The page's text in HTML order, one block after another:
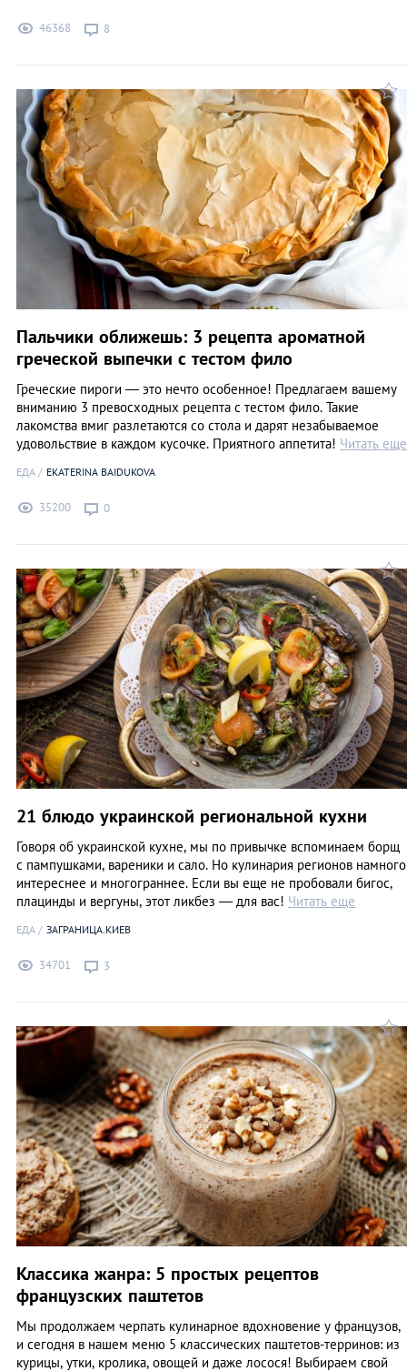
46368 8
Пальчики оближешь: 3 рецепта ароматной
греческой выпечки с тестом фило
Греческие пироги — это нечто особенное! Предлагаем вашему
вниманию 3 превосходных рецепта с тестом фило. Такие
лакомства вмиг разлетаются со стола и дарят незабываемое
удовольствие в каждом кусочке. Приятного аппетита! Читать еще
ЕДА EKATERINA BAIDUKOVA
35200 0
21 блюдо украинской региональной кухни
Говоря об украинской кухне, мы по привычке вспоминаем борщ
с пампушками, вареники и сало. Но кулинария регионов намного
интереснее и многограннее. Если вы еще не пробовали бигос,
плацинды и вергуны, этот ликбез — для вас! Читать еще
ЕДА ЗАГРАНИЦА.КИЕВ
34701 3
Классика жанра: 5 простых рецептов
французских паштетов
Мы продолжаем черпать кулинарное вдохновение у французов,
и сегодня в нашем меню 5 классических паштетов-терринов: из
курицы, утки, кролика, овощей и даже лосося! Выбираем свой